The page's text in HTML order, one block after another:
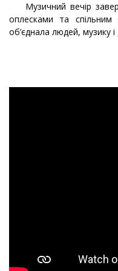
Музичний вечір
оплесками та
об’єднала людей, музику